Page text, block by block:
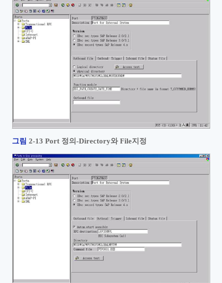
그림 2‑13 Port 정의-Directory와File지정